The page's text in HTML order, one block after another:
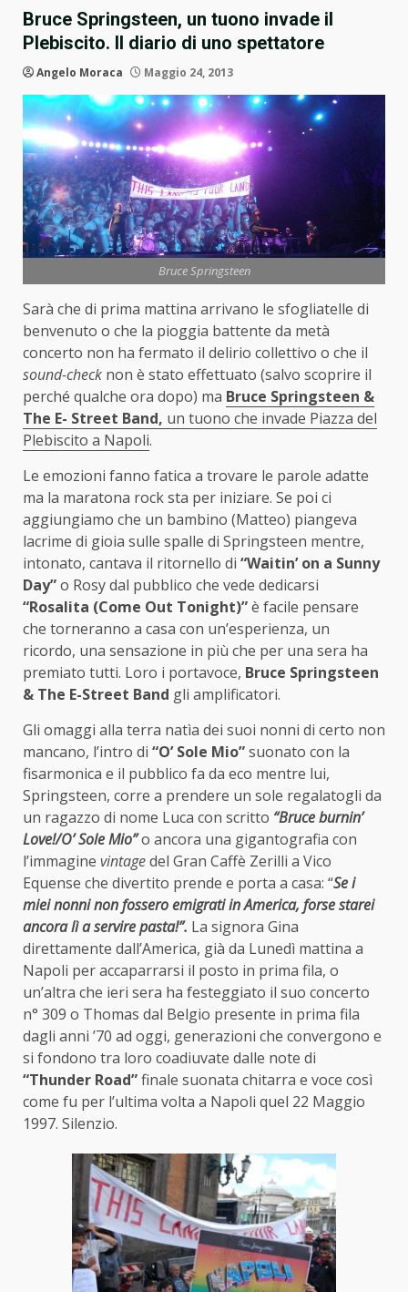
Bruce Springsteen, un tuono invade il
Plebiscito. Il diario di uno spettatore
Angelo Moraca Maggio 24, 2013
Bruce Springsteen
Sarà che di prima mattina arrivano le sfogliatelle di
benvenuto o che la pioggia battente da metà
concerto non ha fermato il delirio collettivo o che il
sound-check non è stato effettuato (salvo scoprire il
perché qualche ora dopo) ma Bruce Springsteen &
The E- Street Band, un tuono che invade Piazza del
Plebiscito a Napoli.
Le emozioni fanno fatica a trovare le parole adatte
ma la maratona rock sta per iniziare. Se poi ci
aggiungiamo che un bambino (Matteo) piangeva
lacrime di gioia sulle spalle di Springsteen mentre,
intonato, cantava il ritornello di “Waitin’ on a Sunny
Day”o Rosy dal pubblico che vede dedicarsi
“Rosalita (Come Out Tonight)”è facile pensare
che torneranno a casa con un’esperienza, un
ricordo, una sensazione in più che per una sera ha
premiato tutti. Loro i portavoce, Bruce Springsteen
& The E-Street Band gli amplificatori.
Gli omaggi alla terra natìa dei suoi nonni di certo non
mancano, l’intro di “O’ Sole Mio”suonato con la
fisarmonica e il pubblico fa da eco mentre lui,
Springsteen, corre a prendere un sole regalatogli da
un ragazzo di nome Luca con scritto “Bruce burnin’
Love!/O’ Sole Mio”o ancora una gigantografia con
l’immagine vintagedel Gran Caffè Zerilli a Vico
Equense che divertito prende e porta a casa: “Se i
miei nonni non fossero emigrati in America, forse starei
ancora lì a servire pasta!”. La signora Gina
direttamente dall’America, già da Lunedì mattina a
Napoli per accaparrarsi il posto in prima fila, o
un’altra che ieri sera ha festeggiato il suo concerto
n° 309 o Thomas dal Belgio presente in prima fila
dagli anni ’70 ad oggi, generazioni che convergono e
si fondono tra loro coadiuvate dalle note di
“Thunder Road”finale suonata chitarra e voce così
come fu per l’ultima volta a Napoli quel 22 Maggio
1997. Silenzio.